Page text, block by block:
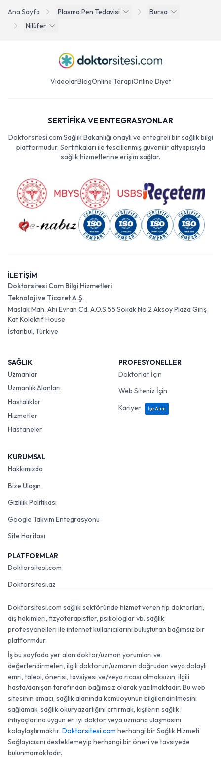
Ana Sayfa Plasma Pen Tedavisi
Bursa
Nilüfer
VideolarBlogOnline TerapiOnline Diyet
SERTİFİKA VE ENTEGRASYONLAR
Doktorsitesi.com Sağlık Bakanlığı onaylı ve entegreli bir sağlık bilgi
platformudur. Sertifikaları ile tescillenmiş güvenilir altyapısıyla
sağlık hizmetlerine erişim sağlar.
İLETİŞİM
Doktorsitesi Com Bilgi Hizmetleri
Teknoloji ve Ticaret A.Ş.
Maslak Mah. Ahi Evran Cd. A.O.S 55 Sokak No:2 Aksoy Plaza Giriş
Kat Kolektif House
İstanbul, Türkiye
SAĞLIK
Uzmanlar
Uzmanlık Alanları
Hastalıklar
Hizmetler
Hastaneler
PROFESYONELLER
Doktorlar İçin
Web Siteniz İçin
Kariyer
İşe Alım
KURUMSAL
Hakkımızda
Bize Ulaşın
Gizlilik Politikası
Google Takvim Entegrasyonu
Site Haritası
PLATFORMLAR
Doktorsitesi.com
Doktorsitesi.az
Doktorsitesi.com sağlık sektöründe hizmet veren tıp doktorları,
diş hekimleri, fizyoterapistler, psikologlar vb. sağlık
profesyonelleri ile internet kullanıcılarını buluşturan bağımsız bir
platformdur.
İş bu sayfada yer alan doktor/uzman yorumları ve
değerlendirmeleri, ilgili doktorun/uzmanın doğrudan veya dolaylı
emri, talebi, önerisi, tavsiyesi ve/veya ricası olmaksızın, ilgili
hasta/danışan tarafından bağımsız olarak yazılmaktadır. Bu web
sitesinin amacı, sağlık alanında kamuoyunun bilgilendirilmesini
sağlamak, sağlık okuryazarlığını artırmak, kişilerin sağlık
ihtiyaçlarına uygun en iyi doktor veya uzmana ulaşmasını
kolaylaştırmaktır. Doktorsitesi.com herhangi bir Sağlık Hizmeti
Sağlayıcısını desteklemeyip herhangi bir öneri ve tavsiyede
bulunmamaktadır.